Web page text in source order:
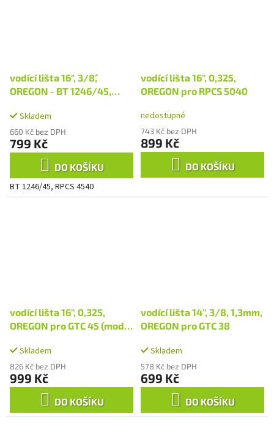
vodící lišta 16", 3/8´´,
OREGON - BT 1246/45,
Skladem
660 Kč bez DPH
799 Kč
DO KOŠÍKU
BT 1246/45, RPCS 4540
vodící lišta 16'', 0,325,
OREGON pro RPCS 5040
nedostupné
743 Kč bez DPH
899 Kč
DO KOŠÍKU
vodící lišta 16'', 0,325,
OREGON pro GTC 45 (model
Skladem
826 Kč bez DPH
999 Kč
DO KOŠÍKU
vodící lišta 14'', 3/8, 1,3mm,
OREGON pro GTC 38
Skladem
578 Kč bez DPH
699 Kč
DO KOŠÍKU